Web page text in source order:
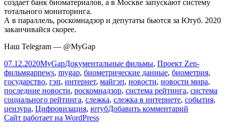
создает банк биоматериалов, а в Москве запускают систему
тотального мониторинга.
А в параллель, роскомнадзор и депутаты бьются за Ютуб. 2020
заканчивайся скорее.
Наш Telegram — @MyGap
Опубликовано
07.12.2020Автор
MyGapРубрики
Документальные фильмы, Проект Zen-
фильмМетки
gapnews, mygap, биометрические данные, биометрия,
государство, гэп, интернет, майгэп, новости, новости мира,
последние новости, роскомнадзор, система рейтинга, система
социального рейтинга, слежка, слежка в интернете, события,
цензура, Цифровизация, ютубДобавить комментарий
Сайт работает на WordPress